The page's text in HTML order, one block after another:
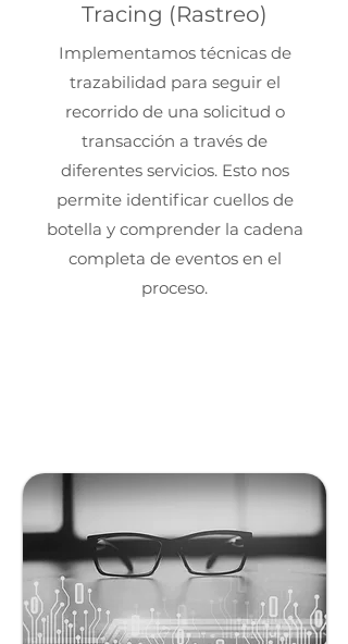
Tracing (Rastreo)
Implementamos técnicas de
trazabilidad para seguir el
recorrido de una solicitud o
transacción a través de
diferentes servicios. Esto nos
permite identificar cuellos de
botella y comprender la cadena
completa de eventos en el
proceso.